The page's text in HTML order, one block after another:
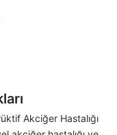
Akciğer Hastalığı